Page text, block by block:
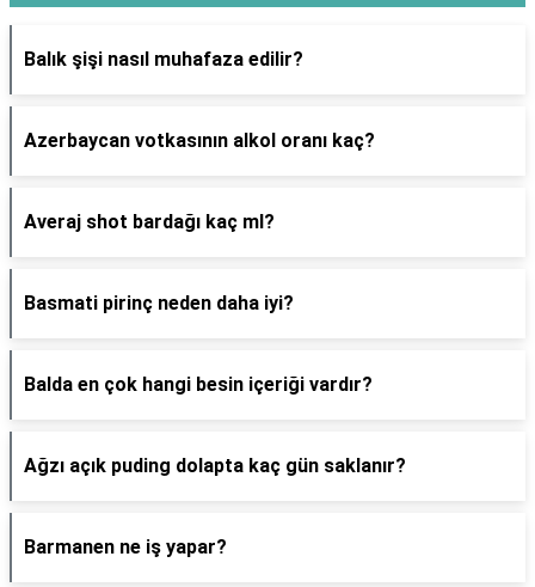
Balık şişi nasıl muhafaza edilir?
Azerbaycan votkasının alkol oranı kaç?
Averaj shot bardağı kaç ml?
Basmati pirinç neden daha iyi?
Balda en çok hangi besin içeriği vardır?
Ağzı açık puding dolapta kaç gün saklanır?
Barmanen ne iş yapar?